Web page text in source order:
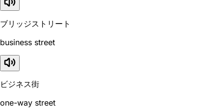
ブリッジストリート
business street
ビジネス街
one-way street